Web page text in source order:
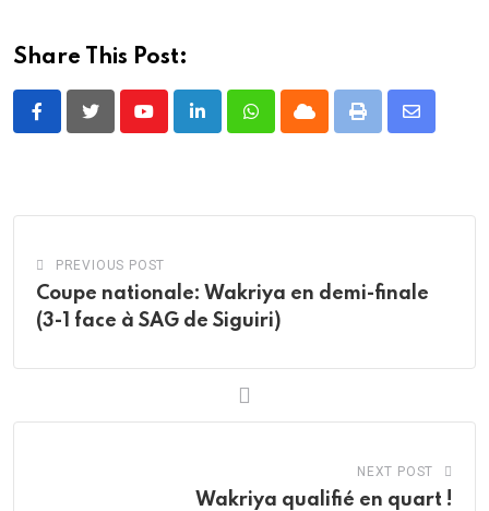
Share This Post:
YoutubeLinkedInWhatsappCloud Print
Share
PREVIOUS POST
Coupe nationale: Wakriya en demi-finale
(3-1 face à SAG de Siguiri)
NEXT POST
Wakriya qualifié en quart !